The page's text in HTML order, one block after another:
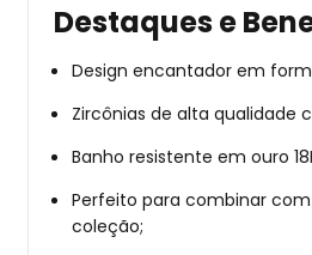
Destaques e
Design encantador em
Zircônias de alta qualidade
Banho resistente em ouro
Perfeito para combinar
coleção;